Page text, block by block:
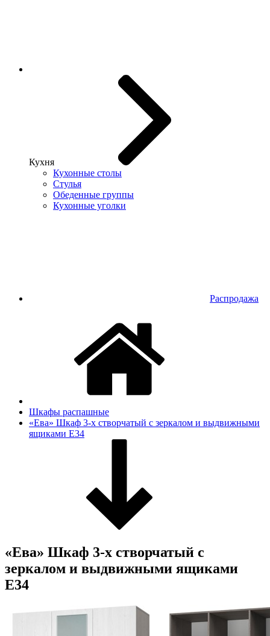
Кухня
Кухонные столы
Стулья
Обеденные группы
Кухонные уголки
Распродажа
Шкафы распашные
«Ева» Шкаф 3-х створчатый с зеркалом и выдвижными
ящиками Е34
«Ева» Шкаф 3-х створчатый с
зеркалом и выдвижными ящиками
Е34